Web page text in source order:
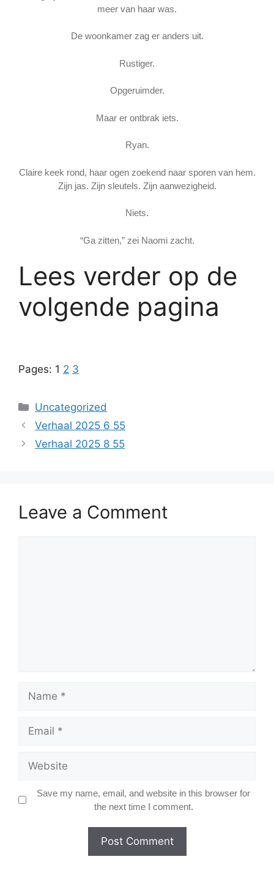
meer van haar was.
De woonkamer zag er anders uit.
Rustiger.
Opgeruimder.
Maar er ontbrak iets.
Ryan.
Claire keek rond, haar ogen zoekend naar sporen van hem.
Zijn jas. Zijn sleutels. Zijn aanwezigheid.
Niets.
“Ga zitten,” zei Naomi zacht.
Lees verder op de
volgende pagina
Pages: 1 2 3
Categories
Uncategorized
Verhaal 2025 6 55
Verhaal 2025 8 55
Leave a Comment
Save my name, email, and website in this browser for
the next time I comment.